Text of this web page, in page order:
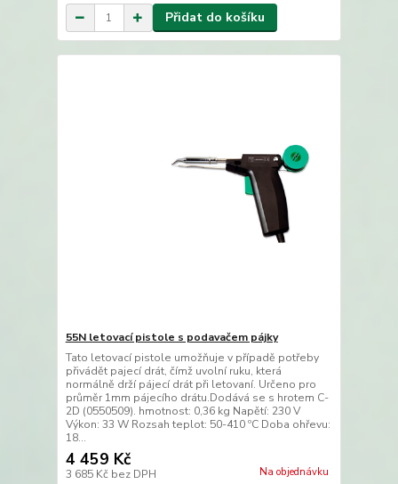
Přidat do košíku
55N letovací pistole s podavačem pájky
Tato letovací pistole umožňuje v případě potřeby
přivádět pajecí drát, čímž uvolní ruku, která
normálně drží pájecí drát při letovaní. Určeno pro
průměr 1mm pájecího drátu.Dodává se s hrotem C-
2D (0550509). hmotnost: 0,36 kg Napětí: 230 V
Výkon: 33 W Rozsah teplot: 50-410 ºC Doba ohřevu:
18...
4 459 Kč
3 685 Kč bez DPH Na objednávku